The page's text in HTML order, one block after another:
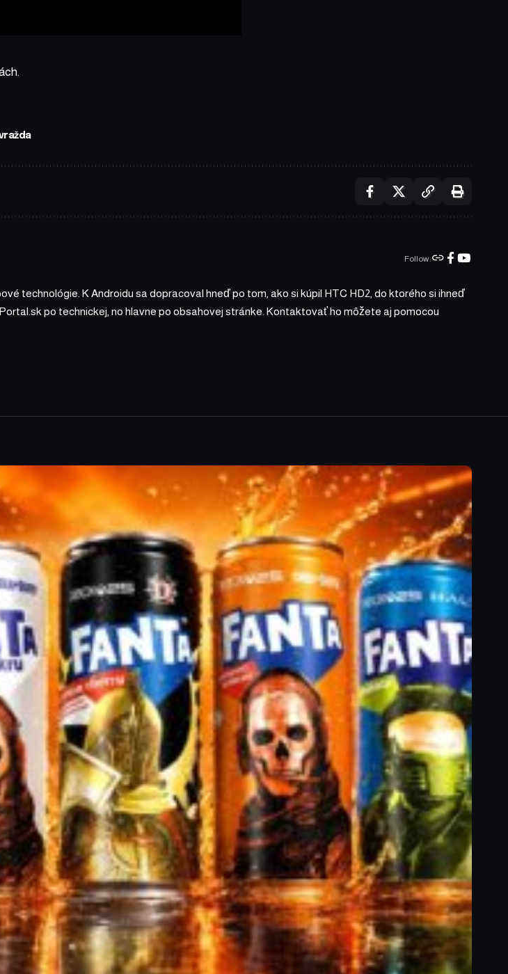
.
Follow:
technológie. K Androidu sa dopracoval hneď po tom, ako si kúpil HTC HD2, do ktorého si ihneď
po technickej, no hlavne po obsahovej stránke. Kontaktovať ho môžete aj pomocou